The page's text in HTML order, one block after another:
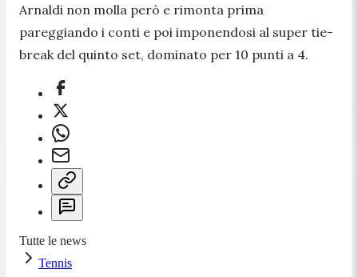
Arnaldi non molla però e rimonta prima
pareggiando i conti e poi imponendosi al super tie-
break del quinto set, dominato per 10 punti a 4.
Tutte le news
Tennis